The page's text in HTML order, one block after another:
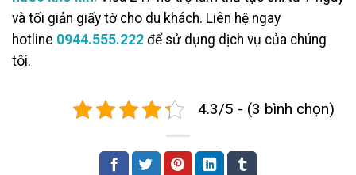
và tối giản giấy tờ cho du khách. Liên hệ ngay
hotline 0944.555.222 để sử dụng dịch vụ của chúng
tôi.
4.3/5 - (3 bình chọn)